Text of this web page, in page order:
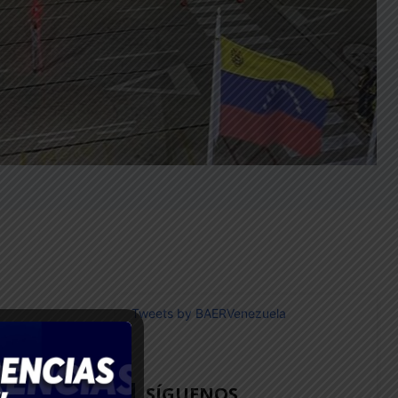
Tweets by BAERVenezuela